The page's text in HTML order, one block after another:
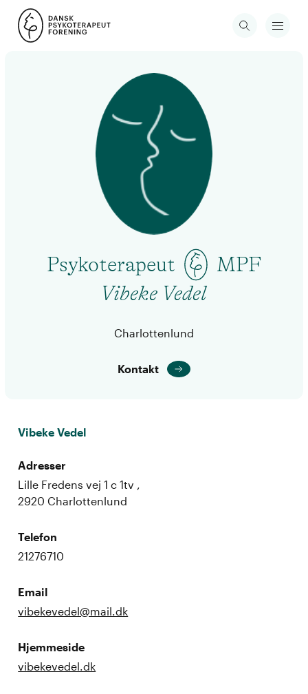
Psykoterapeut
MPF
Vibeke Vedel
Charlottenlund
Kontakt
Vibeke Vedel
Adresser
Lille Fredens vej 1 c 1tv ,
2920 Charlottenlund
Telefon
21276710
Email
vibekevedel@mail.dk
Hjemmeside
vibekevedel.dk